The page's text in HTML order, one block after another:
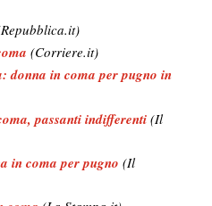
(Corriere.it)
donna in coma per pugno in
passanti indifferenti (Il
in coma per pugno (Il